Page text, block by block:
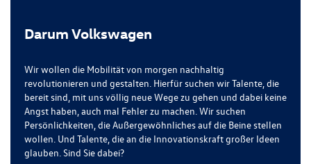
Darum Volkswagen
Wir wollen die Mobilität von morgen nachhaltig
revolutionieren und gestalten. Hierfür suchen wir Talente, die
bereit sind, mit uns völlig neue Wege zu gehen und dabei keine
Angst haben, auch mal Fehler zu machen. Wir suchen
Persönlichkeiten, die Außergewöhnliches auf die Beine stellen
wollen. Und Talente, die an die Innovationskraft großer Ideen
glauben. Sind Sie dabei?